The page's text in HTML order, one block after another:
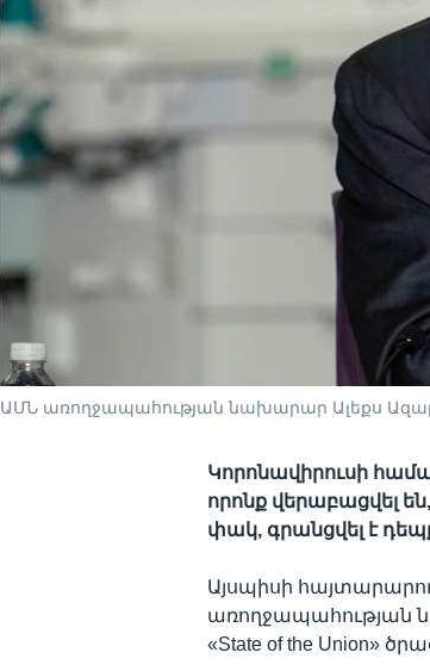
ԱՄՆ առողջապահության նախարար Ալեքս
Կորոնավիրուսի
որոնք վերաբացվել
փակ, գրանցվել է
Այսպիսի
առողջապահության
«State of the Union»